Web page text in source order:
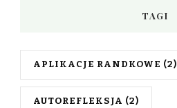
TAGI
APLIKACJE RANDKOWE (2)
AUTOREFLEKSJA (2)